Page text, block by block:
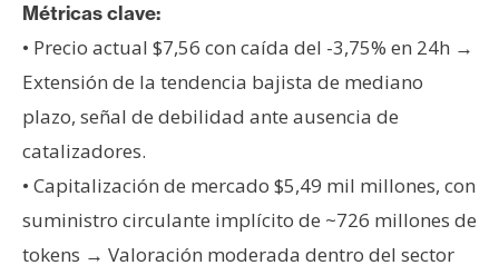
m
a
s
R
e
c
Métricas clave:
• Precio actual $7,56 con caída del -3,75% en 24h →
Extensión de la tendencia bajista de mediano
plazo, señal de debilidad ante ausencia de
catalizadores.
• Capitalización de mercado $5,49 mil millones, con
suministro circulante implícito de ~726 millones de
tokens → Valoración moderada dentro del sector